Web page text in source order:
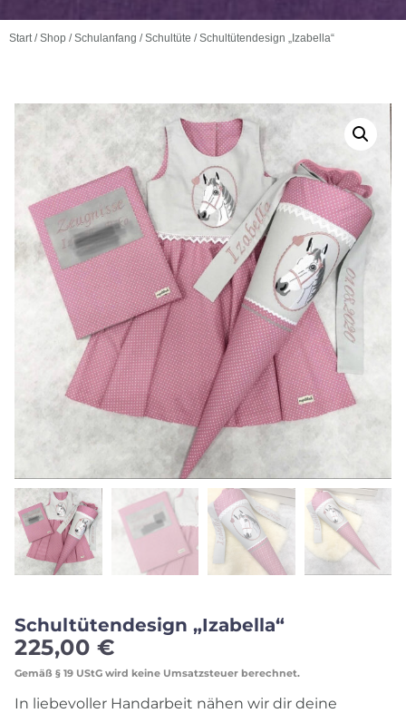
Start /Shop /Schulanfang /Schultüte / Schultütendesign „Izabella“
Schultütendesign „Izabella“
225,00 €
Gemäß § 19 UStG wird keine Umsatzsteuer berechnet.
In liebevoller Handarbeit nähen wir dir deine